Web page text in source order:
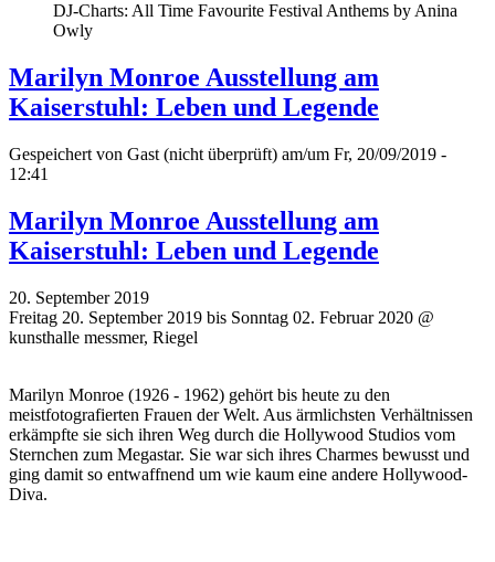
DJ-Charts: All Time Favourite Festival Anthems by Anina
Owly
Marilyn Monroe Ausstellung am
Kaiserstuhl: Leben und Legende
Gespeichert von Gast (nicht überprüft) am/um Fr, 20/09/2019 -
12:41
Marilyn Monroe Ausstellung am
Kaiserstuhl: Leben und Legende
20. September 2019
Freitag 20. September 2019 bis Sonntag 02. Februar 2020 @
kunsthalle messmer, Riegel
Marilyn Monroe (1926 - 1962) gehört bis heute zu den
meistfotografierten Frauen der Welt. Aus ärmlichsten Verhältnissen
erkämpfte sie sich ihren Weg durch die Hollywood Studios vom
Sternchen zum Megastar. Sie war sich ihres Charmes bewusst und
ging damit so entwaffnend um wie kaum eine andere Hollywood-
Diva.